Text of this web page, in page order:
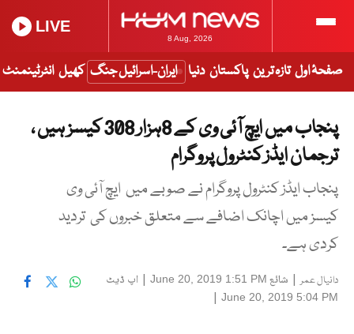
8 Aug, 2026
LIVE
صفحۂ اول تازہ ترین پاکستان دنیا ایران-اسرائیل جنگ کھیل انٹرٹینمنٹ
پنجاب میں ایچ آئی وی کے 8ہزار 308 کیسز ہیں ،
ترجمان ایڈز کنٹرول پروگرام
پنجاب ایڈز کنٹرول پروگرام نے صوبے میں ایچ آئی وی
کیسز میں اچانک اضافے سے متعلق خبروں کی تردید
کردی ہے۔
دانیال عمر| شائع June 20, 2019 1:51 PM
| اپ ڈیٹ
June 20, 2019 5:04 PM
|